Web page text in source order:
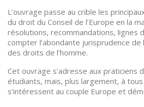
L’ouvrage passe au crible les
du droit du Conseil de l’Europe en la
résolutions, recommandations, lignes
compter l’abondante jurisprudence de
des droits de l’homme.
Cet ouvrage s’adresse aux praticiens
étudiants, mais, plus largement, à tous
s’intéressent au couple Europe et